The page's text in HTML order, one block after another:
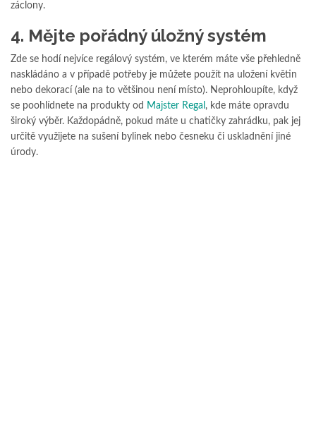
záclony.
4. Mějte pořádný úložný systém
Zde se hodí nejvíce regálový systém, ve kterém máte vše přehledně
naskládáno a v případě potřeby je můžete použít na uložení květin
nebo dekorací (ale na to většinou není místo). Neprohloupíte, když
se poohlídnete na produkty od Majster Regal , kde máte opravdu
široký výběr. Každopádně, pokud máte u chatičky zahrádku, pak jej
určitě využijete na sušení bylinek nebo česneku či uskladnění jiné
úrody.